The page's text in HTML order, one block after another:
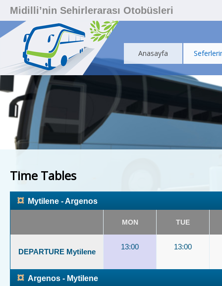
Midilli’nin Sehirlerarası Otobüsleri
Anasayfa
Time Tables
¤ Mytilene - Argenos
MON TUE
DEPARTURE Mytilene
13:00 13:00
¤ Argenos - Mytilene